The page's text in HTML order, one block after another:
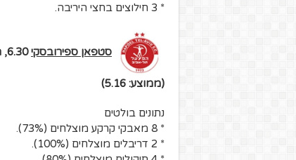
* 3 חילוצים בחצי היריבה.
סטפאן ספירובסקי6.30, הפועל ת"א.
(ממוצע: 5.16)
נתונים בולטים
* 8 מאבקי קרקע מוצלחים (73%).
* 2 דריבלים מוצלחים (100%).